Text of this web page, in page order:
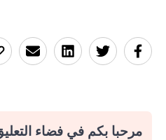
مرحبا بكم في فضاء